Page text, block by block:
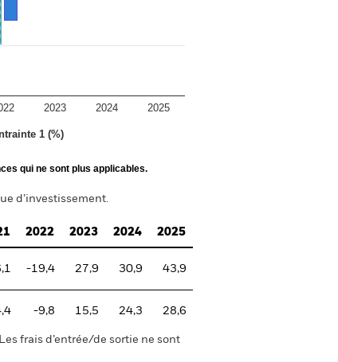
1 (%)
2023 2024 2025
qui ne sont plus applicables.
d’investissement.
2022 2023 2024 2025
-19,4 27,9 30,9 43,9
-9,8 15,5 24,3 28,6
frais d’entrée/de sortie ne sont